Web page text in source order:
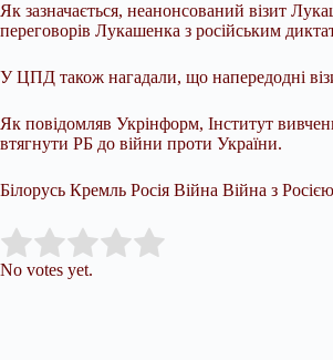
Як зазначається, неанонсований візит
переговорів Лукашенка з російським
У ЦПД також нагадали, що напередодні
Як повідомляв Укрінформ, Інститут
втягнути РБ до війни проти України.
Білорусь Кремль Росія Війна Війна з Росією
Rate this item:
No votes yet.